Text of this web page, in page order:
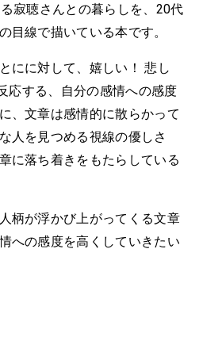
寂聴さんとの暮らしを、20代
目線で描いている本です。
にに対して、嬉しい！ 悲し
応する、自分の感情への感度
、文章は感情的に散らかって
人を見つめる視線の優しさ
に落ち着きをもたらしている
柄が浮かび上がってくる文章
への感度を高くしていきたい